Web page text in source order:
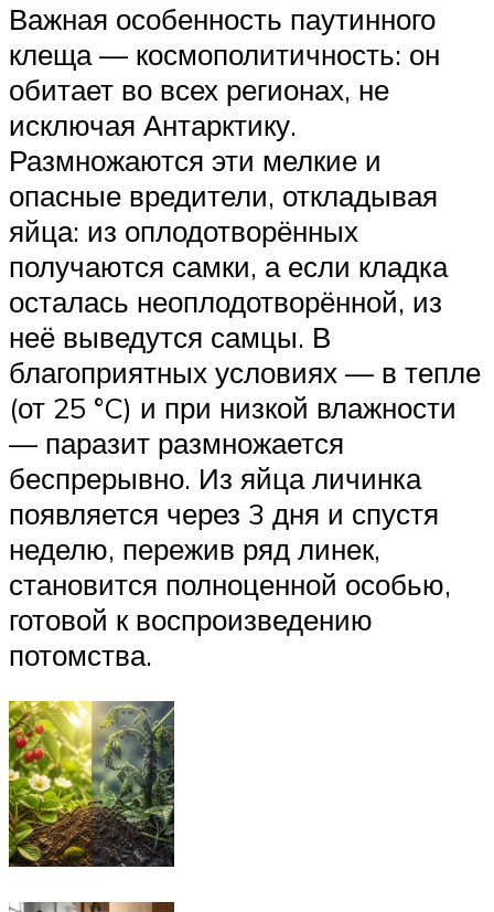
Важная особенность паутинного
клеща — космополитичность: он
обитает во всех регионах, не
исключая Антарктику.
Размножаются эти мелкие и
опасные вредители, откладывая
яйца: из оплодотворённых
получаются самки, а если кладка
осталась неоплодотворённой, из
неё выведутся самцы. В
благоприятных условиях — в тепле
(от 25 °C) и при низкой влажности
— паразит размножается
беспрерывно. Из яйца личинка
появляется через 3 дня и спустя
неделю, пережив ряд линек,
становится полноценной особью,
готовой к воспроизведению
потомства.